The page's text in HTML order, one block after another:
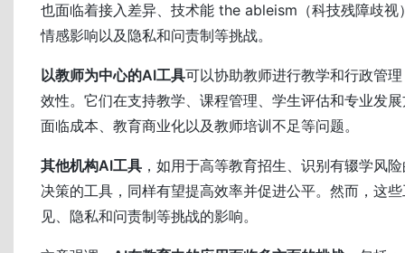
也面临着接入差异、技术能 the ableism（科技残障歧视
情感影响以及隐私和问责制等挑战。
以教师为中心的AI工具可以协助教师进行教学和行政管
效性。它们在支持教学、课程管理、学生评估和专业发
面临成本、教育商业化以及教师培训不足等问题。
其他机构AI工具 ，如用于高等教育招生、识别有辍学风
决策的工具，同样有望提高效率并促进公平。然而，这
见、隐私和问责制等挑战的影响。